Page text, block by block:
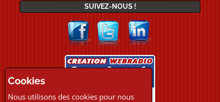
SUIVEZ-NOUS !
Cookies
Nous utilisons des cookies pour nous